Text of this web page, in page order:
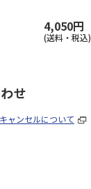
4,050円
(送料・税込)
せ
ャンセルについて